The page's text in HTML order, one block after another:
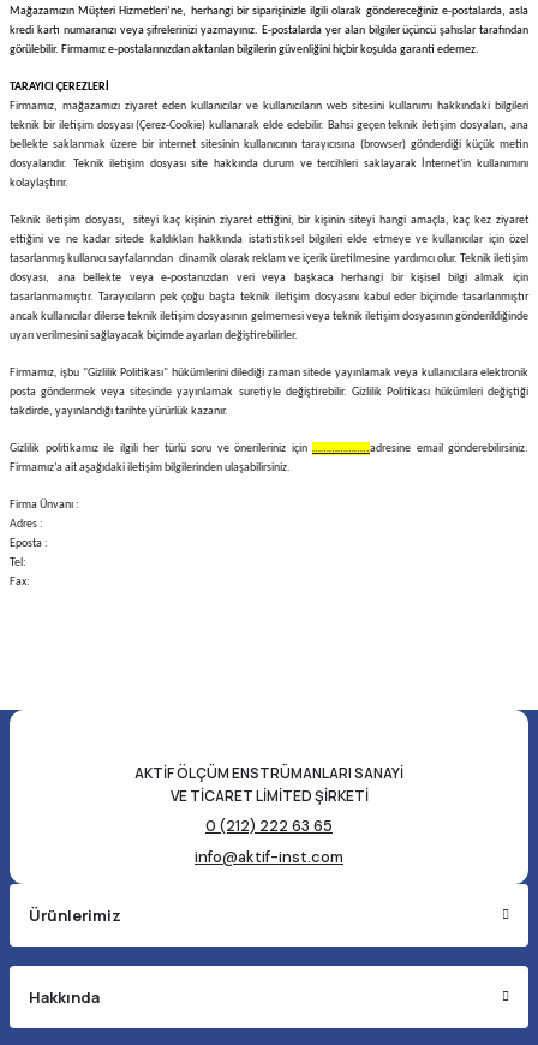
Mağazamızın Müşteri Hizmetleri’ne, herhangi bir siparişinizle ilgili olarak göndereceğiniz e-postalarda, asla
kredi kartı numaranızı veya şifrelerinizi yazmayınız. E-postalarda yer alan bilgiler üçüncü şahıslar tarafından
görülebilir. Firmamız e-postalarınızdan aktarılan bilgilerin güvenliğini hiçbir koşulda garanti edemez.
TARAYICI ÇEREZLERİ
Firmamız, mağazamızı ziyaret eden kullanıcılar ve kullanıcıların web sitesini kullanımı hakkındaki bilgileri
teknik bir iletişim dosyası (Çerez-Cookie) kullanarak elde edebilir. Bahsi geçen teknik iletişim dosyaları, ana
bellekte saklanmak üzere bir internet sitesinin kullanıcının tarayıcısına (browser) gönderdiği küçük metin
dosyalarıdır. Teknik iletişim dosyası site hakkında durum ve tercihleri saklayarak İnternet'in kullanımını
kolaylaştırır.
Teknik iletişim dosyası, siteyi kaç kişinin ziyaret ettiğini, bir kişinin siteyi hangi amaçla, kaç kez ziyaret
ettiğini ve ne kadar sitede kaldıkları hakkında istatistiksel bilgileri elde etmeye ve kullanıcılar için özel
tasarlanmış kullanıcı sayfalarından dinamik olarak reklam ve içerik üretilmesine yardımcı olur. Teknik iletişim
dosyası, ana bellekte veya e-postanızdan veri veya başkaca herhangi bir kişisel bilgi almak için
tasarlanmamıştır. Tarayıcıların pek çoğu başta teknik iletişim dosyasını kabul eder biçimde tasarlanmıştır
ancak kullanıcılar dilerse teknik iletişim dosyasının gelmemesi veya teknik iletişim dosyasının gönderildiğinde
uyarı verilmesini sağlayacak biçimde ayarları değiştirebilirler.
Firmamız, işbu "Gizlilik Politikası" hükümlerini dilediği zaman sitede yayınlamak veya kullanıcılara elektronik
posta göndermek veya sitesinde yayınlamak suretiyle değiştirebilir. Gizlilik Politikası hükümleri değiştiği
takdirde, yayınlandığı tarihte yürürlük kazanır.
Gizlilik politikamız ile ilgili her türlü soru ve önerileriniz için ………………..adresine email gönderebilirsiniz.
Firmamız’a ait aşağıdaki iletişim bilgilerinden ulaşabilirsiniz.
Firma Ünvanı :
Adres :
Eposta :
Tel:
Fax:
AKTİF ÖLÇÜM ENSTRÜMANLARI SANAYİ
VE TİCARET LİMİTED ŞİRKETİ
0 (212) 222 63 65
info@aktif-inst.com
Ürünlerimiz
Hakkında